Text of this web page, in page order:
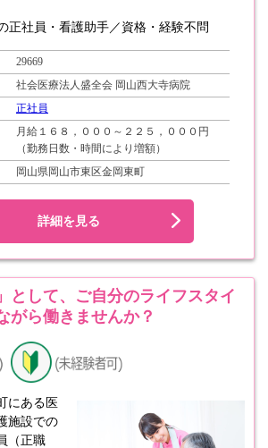
正社員・看護助手／資格・経験不問
29669
社会医療法人盛全会 岡山西大寺病院
正社員
月給１６８，０００～２２５，０００円
（勤務日数・時間により増額）
岡山県岡山市東区金岡東町
詳細を見る
として、ご自分のライフスタイ
がら働きませんか？
にある医
施設での
（正職